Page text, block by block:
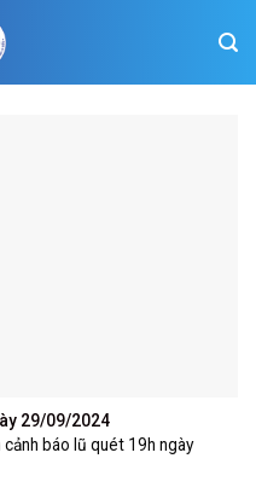
29/09/2024
cảnh báo lũ quét 19h ngày